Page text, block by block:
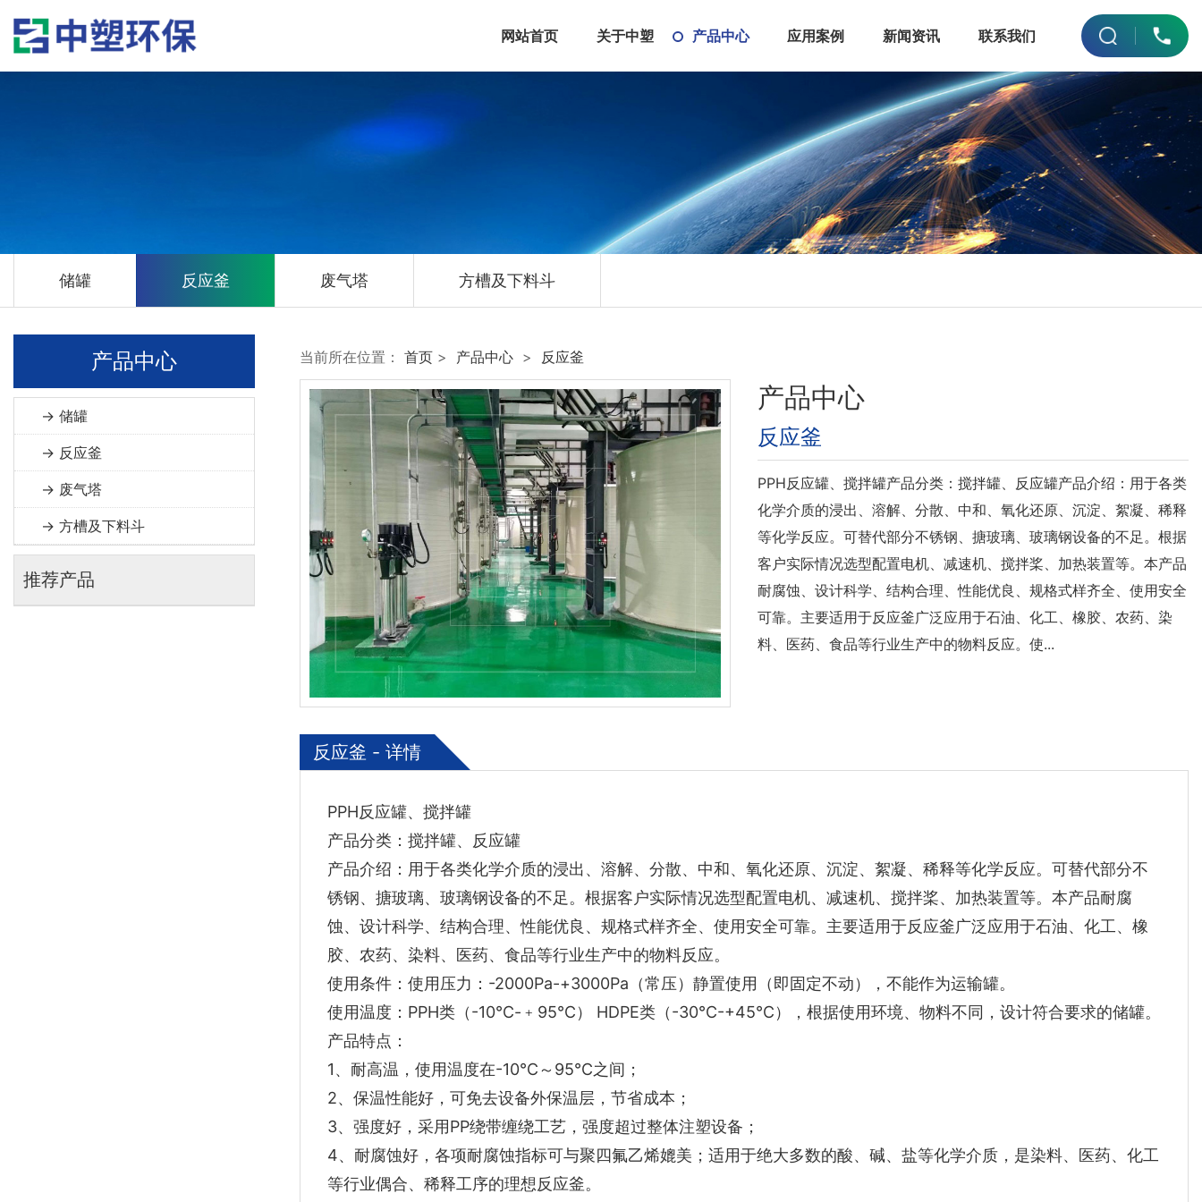
网站首页 关于中塑 产品中心
废气塔
方槽及下料
斗
应用案例 新闻资讯 联系我们
储罐 反应釜 废气塔 方槽及下料斗
当前所在位置： 首页 > 产品中心 > 反应釜
产品中心
反应釜
PPH反应罐、搅拌罐产品分类：搅拌罐、反应罐产品介绍：用于各类
化学介质的浸出、溶解、分散、中和、氧化还原、沉淀、絮凝、稀释
等化学反应。可替代部分不锈钢、搪玻璃、玻璃钢设备的不足。根据
客户实际情况选型配置电机、减速机、搅拌桨、加热装置等。本产品
耐腐蚀、设计科学、结构合理、性能优良、规格式样齐全、使用安全
可靠。主要适用于反应釜广泛应用于石油、化工、橡胶、农药、染
料、医药、食品等行业生产中的物料反应。使...
反应釜 - 详情
PPH反应罐、搅拌罐
产品分类：搅拌罐、反应罐
产品介绍：用于各类化学介质的浸出、溶解、分散、中和、氧化还原、沉淀、絮凝、稀释等化学反应。可替代部分不
锈钢、搪玻璃、玻璃钢设备的不足。根据客户实际情况选型配置电机、减速机、搅拌桨、加热装置等。本产品耐腐
蚀、设计科学、结构合理、性能优良、规格式样齐全、使用安全可靠。主要适用于反应釜广泛应用于石油、化工、橡
胶、农药、染料、医药、食品等行业生产中的物料反应。
使用条件：使用压力：-2000Pa-+3000Pa（常压）静置使用（即固定不动），不能作为运输罐。
使用温度：PPH类（-10℃-﹢95℃） HDPE类（-30℃-+45℃），根据使用环境、物料不同，设计符合要求的储罐。
产品特点：
1、耐高温，使用温度在-10℃～95℃之间；
2、保温性能好，可免去设备外保温层，节省成本；
3、强度好，采用PP绕带缠绕工艺，强度超过整体注塑设备；
4、耐腐蚀好，各项耐腐蚀指标可与聚四氟乙烯媲美；适用于绝大多数的酸、碱、盐等化学介质，是染料、医药、化工
等行业偶合、稀释工序的理想反应釜。
产品中心
→ 储罐
→ 反应釜
→ 废气塔
→ 方槽及下料斗
推荐产品